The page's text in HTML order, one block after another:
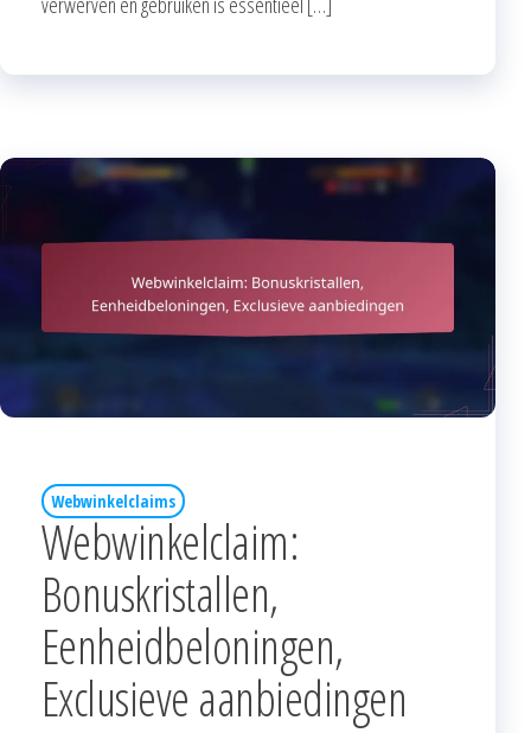
Webwinkelclaims
Webwinkelclaim:
Bonuskristallen,
Eenheidbeloningen,
Exclusieve aanbiedingen